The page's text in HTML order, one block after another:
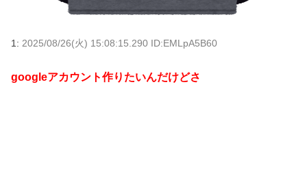
1: 2025/08/26(火) 15:08:15.290 ID:EMLpA5B60
googleアカウント作りたいんだけどさ